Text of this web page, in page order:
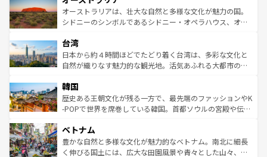
文化が魅力。旅行者はアメリカの各地域で異なる魅力を楽
しみながら、その多様性と豊かな歴史を感じることができ
ならではの贅沢な旅のスタイルだ。 なお、新着のアメリカ
情報はコンテンツ一覧を参照してほしい。
島だが、静かな自然を求めるならマウイ島やカウアイ島が
おすすめ。エメラルドグリーンに輝く海をはじめ、豊かな
れるおもてなしの心で訪れる人々を迎えてくれるハワイの
人々、おいしいローカルフードやハワイアンミュージッ
ク、伝統的なフラダンスなど、すべてがハワイの魅力を彩
ワイを、存分に味わってほしい。 なお、新着のハワイ情報
はコンテンツ一覧を参照してほしい。
オーストラリアは、壮大な自然と多様な文化が魅力の国。
シドニーのシンボルであるシドニー・オペラハウス、オー
リアリーフや大陸中央部にそびえるウルル（エアーズロッ
ク）、タスマニアの美しい原生林やケアンズの熱帯雨林な
ど、見どころがたくさん。また、カフェやワイン、オージ
いる。アクティビティも充実しており、サーフィンやダイ
ビング、ハイキングなど、アウトドア好きにはたまらな
い。オーストラリアの多彩な魅力を存分に味わいつくそ
参照してほしい。
台湾
日本から約４時間ほどでたどり着く台湾は、多彩な文化と
自然が織りなす魅力的な観光地。活気あふれる大都市の台
ン）、静ひつな山岳地帯である台湾東部など、都市の喧騒
と山間の静けさが共存しており、訪れる人に新しい発見と
驚きをもたらしてくれる。また、奥深い台湾の食文化も魅
容にもいいと評判のスイーツなど、バラエティ豊かな料理
が味わえる。 なお、新着の台湾情報は コンテンツ一覧を参
照してほしい。
韓国
歴史ある王朝文化が残る一方で、最先端のファッションやK
-POPで世界を席巻している韓国。首都ソウルの宮殿や伝統
き、地方に足を延ばせば四季折々の自然美を楽しむことが
できる。そして、キムチや焼肉、絶品のストリートフード
まで、さまざまな韓国料理が待っている。夜には、韓国な
ベトナム
豊かな自然と多様な文化が魅力的なベトナム。南北に細長
く伸びる国土には、広大な田園風景や青々とした山々、世